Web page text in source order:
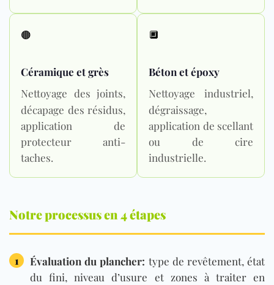
🟤
Céramique et grès
Nettoyage des joints,
décapage des résidus,
application de
protecteur anti-
taches.
🔲
Béton et époxy
Nettoyage industriel,
dégraissage,
application de scellant
ou de cire
industrielle.
Notre processus en 4 étapes
1 Évaluation du plancher: type de revêtement, état
du fini, niveau d’usure et zones à traiter en